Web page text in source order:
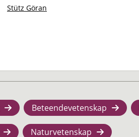
Stütz Göran
Beteendevetenskap
Naturvetenskap